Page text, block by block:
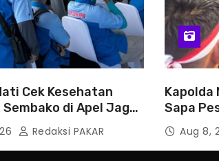
Cek Kesehatan
di Apel Jaga
Redaksi PAKAR
Kapolda
Sapa
JagaAug 8,